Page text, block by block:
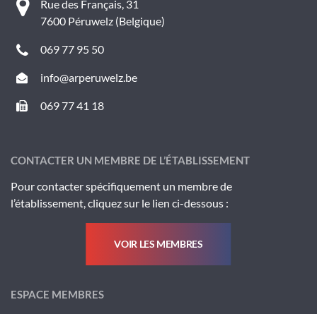
Rue des Français, 31
7600 Péruwelz (Belgique)
069 77 95 50
info@arperuwelz.be
069 77 41 18
CONTACTER UN MEMBRE DE L’ÉTABLISSEMENT
Pour contacter spécifiquement un membre de
l’établissement, cliquez sur le lien ci-dessous :
VOIR LES MEMBRES
ESPACE MEMBRES